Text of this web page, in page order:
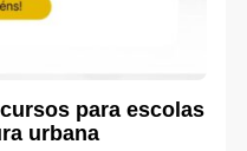
para escolas
urbana